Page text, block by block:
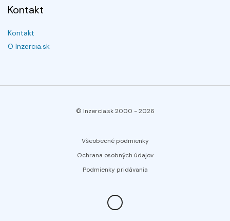
Kontakt
Kontakt
O Inzercia.sk
© Inzercia.sk 2000 -2026
Všeobecné podmienky
Ochrana osobných údajov
Podmienky pridávania